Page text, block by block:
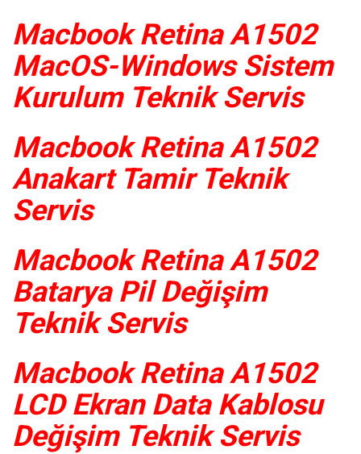
Macbook Retina A1502
MacOS-Windows Sistem
Kurulum Teknik Servis
Macbook Retina A1502
Anakart Tamir Teknik
Servis
Macbook Retina A1502
Batarya Pil Değişim
Teknik Servis
Macbook Retina A1502
LCD Ekran Data Kablosu
Değişim Teknik Servis